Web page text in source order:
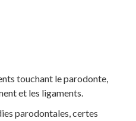
touchant le parodonte,
et les ligaments.
parodontales, certes